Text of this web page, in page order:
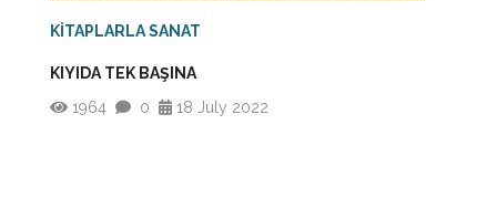
KİTAPLARLA SANAT
KIYIDA TEK BAŞINA
1964
0 18 July 2022